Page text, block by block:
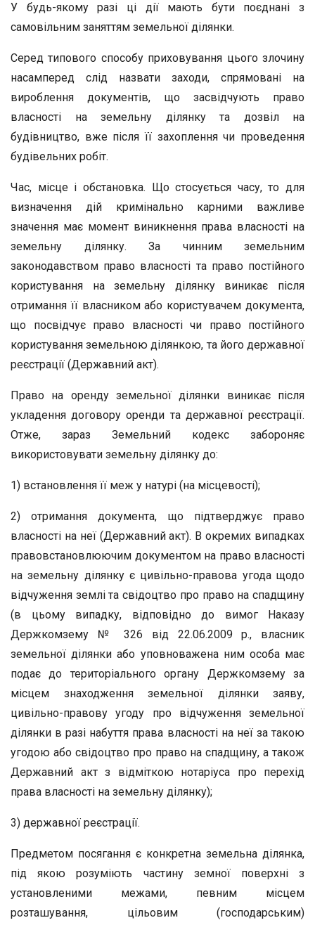
У будь-якому разі ці дії мають бути поєднані з
самовільним заняттям земельної ділянки.
Серед типового способу приховування цього злочину
насамперед слід назвати заходи, спрямовані на
вироблення документів, що засвідчують право
власності на земельну ділянку та дозвіл на
будівництво, вже після її захоплення чи проведення
будівельних робіт.
Час, місце і обстановка. Що стосується часу, то для
визначення дій кримінально карними важливе
значення має момент виникнення права власності на
земельну ділянку. За чинним земельним
законодавством право власності та право постійного
користування на земельну ділянку виникає після
отримання її власником або користувачем документа,
що посвідчує право власності чи право постійного
користування земельною ділянкою, та його державної
реєстрації (Державний акт).
Право на оренду земельної ділянки виникає після
укладення договору оренди та державної реєстрації.
Отже, зараз Земельний кодекс забороняє
використовувати земельну ділянку до:
1) встановлення її меж у натурі (на місцевості);
2) отримання документа, що підтверджує право
власності на неї (Державний акт). В окремих випадках
правовстановлюючим документом на право власності
на земельну ділянку є цивільно-правова угода щодо
відчуження землі та свідоцтво про право на спадщину
(в цьому випадку, відповідно до вимог Наказу
Держкомзему № 326 від 22.06.2009 р., власник
земельної ділянки або уповноважена ним особа має
подає до територіального органу Держкомзему за
місцем знаходження земельної ділянки заяву,
цивільно-правову угоду про відчуження земельної
ділянки в разі набуття права власності на неї за такою
угодою або свідоцтво про право на спадщину, а також
Державний акт з відміткою нотаріуса про перехід
права власності на земельну ділянку);
3) державної реєстрації.
Предметом посягання є конкретна земельна ділянка,
під якою розуміють частину земної поверхні з
установленими межами, певним місцем
розташування, цільовим (господарським)